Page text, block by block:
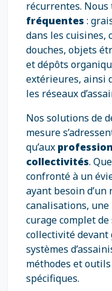
récurrentes.
fréquentes :
dans les cuisines,
douches, objets
et dépôts
extérieures, ainsi
les réseaux
Nos solutions de
mesure
qu’aux
collectivités.
confronté à un
ayant besoin d’un
canalisations,
curage complet
collectivité devant
systèmes
méthodes et
spécifiques.